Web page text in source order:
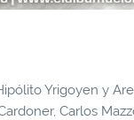
Yrigoyen y
Carlos